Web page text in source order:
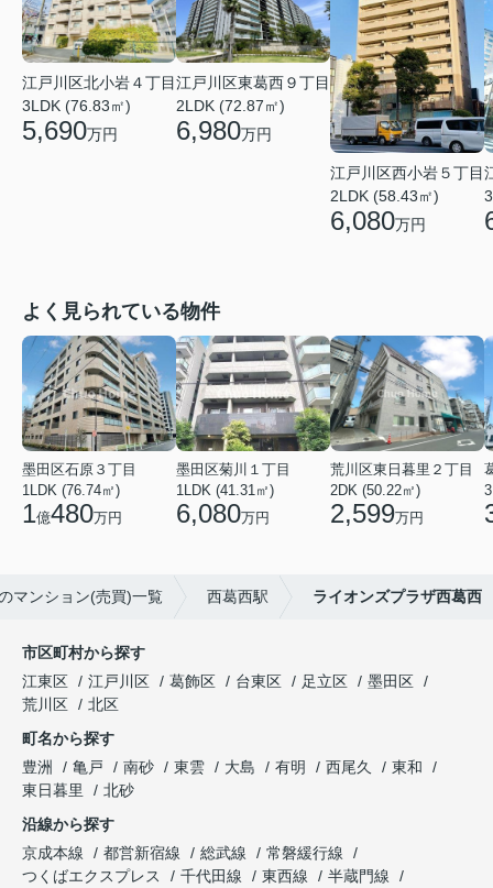
江戸川区北小岩４丁目
3LDK (76.83㎡)
5,690万円
江戸川区東葛西９丁目
2LDK (72.87㎡)
6,980万円
江戸川区西小岩５丁目
2LDK (58.43㎡)
6,080万円
よく見られている物件
墨田区石原３丁目
1LDK (76.74㎡)
1億480万円
墨田区菊川１丁目
1LDK (41.31㎡)
6,080万円
荒川区東日暮里２丁目
2DK (50.22㎡)
2,599万円
マンション(売買)一覧 西葛西駅 ライオンズプラザ西葛西
市区町村から探す
江東区
江戸川区 葛飾区 台東区 足立区
墨田区
荒川区
北区
町名から探す
豊洲
亀戸 南砂 東雲 大島 有明 西尾久
東和
東日暮里
北砂
沿線から探す
京成本線
都営新宿線 総武線
常磐緩行線
つくばエクスプレス
千代田線 東西線
半蔵門線